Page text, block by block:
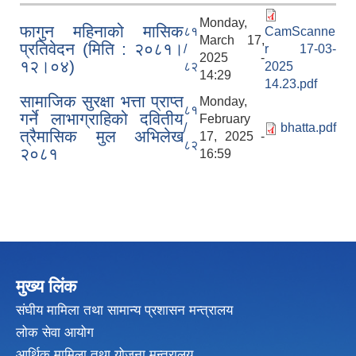
फागुन महिनाको मासिक
प्रतिवेदन (मिति : २०८१।
१२।०४)
८१
/
८२
Monday,
March 17,
2025 -
14:29
CamScanne
r 17-03-
2025
14.23.pdf
सामाजिक सुरक्षा भत्ता प्राप्त
गर्ने लाभाग्राहिको दवितीय
त्रैमासिक मुल अभिलेख
२०८१
८१
/
८२
Monday,
February
17, 2025 -
16:59
bhatta.pdf
मुख्य लिंक
संघीय मामिला तथा सामान्य प्रशासन मन्त्रालय
लोक सेवा आयोग